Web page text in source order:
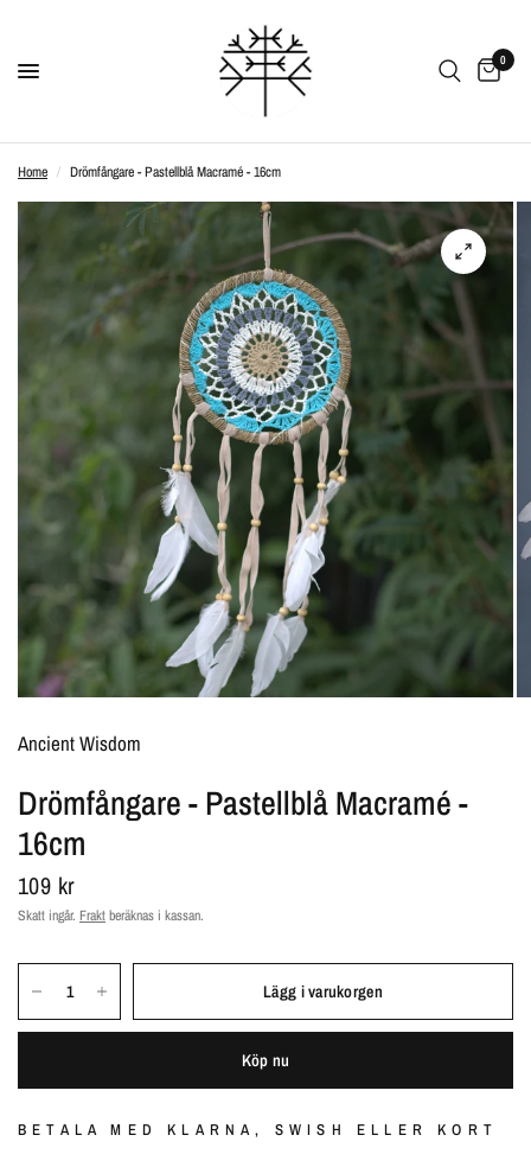
0
Home / Drömfångare - Pastellblå Macramé - 16cm
Ancient Wisdom
Drömfångare - Pastellblå Macramé -
16cm
109 kr
Skatt ingår. Fraktberäknas i kassan.
Lägg i varukorgen
Köp nu
BETALA MED KLARNA, SWISH ELLER KORT